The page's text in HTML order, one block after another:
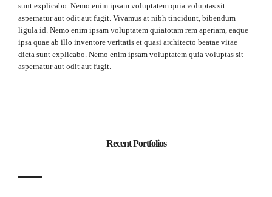
sunt explicabo. Nemo enim ipsam voluptatem quia voluptas sit
aspernatur aut odit aut fugit. Vivamus at nibh tincidunt, bibendum
ligula id. Nemo enim ipsam voluptatem quiatotam rem aperiam, eaque
ipsa quae ab illo inventore veritatis et quasi architecto beatae vitae
dicta sunt explicabo. Nemo enim ipsam voluptatem quia voluptas sit
aspernatur aut odit aut fugit.
Recent Portfolios